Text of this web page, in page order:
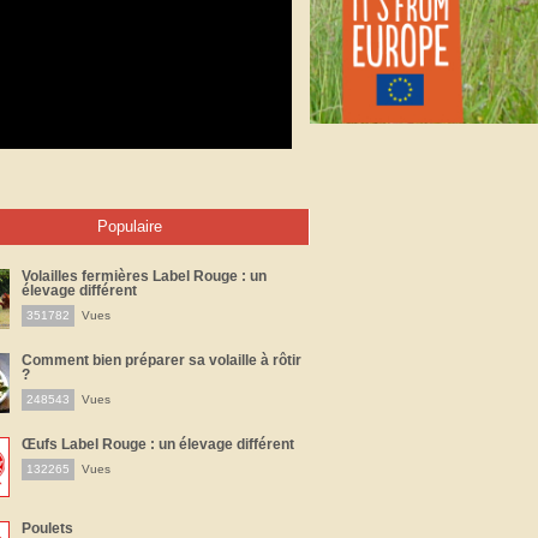
Populaire
Volailles fermières Label Rouge : un
élevage différent
351782 Vues
Comment bien préparer sa volaille à rôtir
?
248543 Vues
Œufs Label Rouge : un élevage différent
132265 Vues
Poulets